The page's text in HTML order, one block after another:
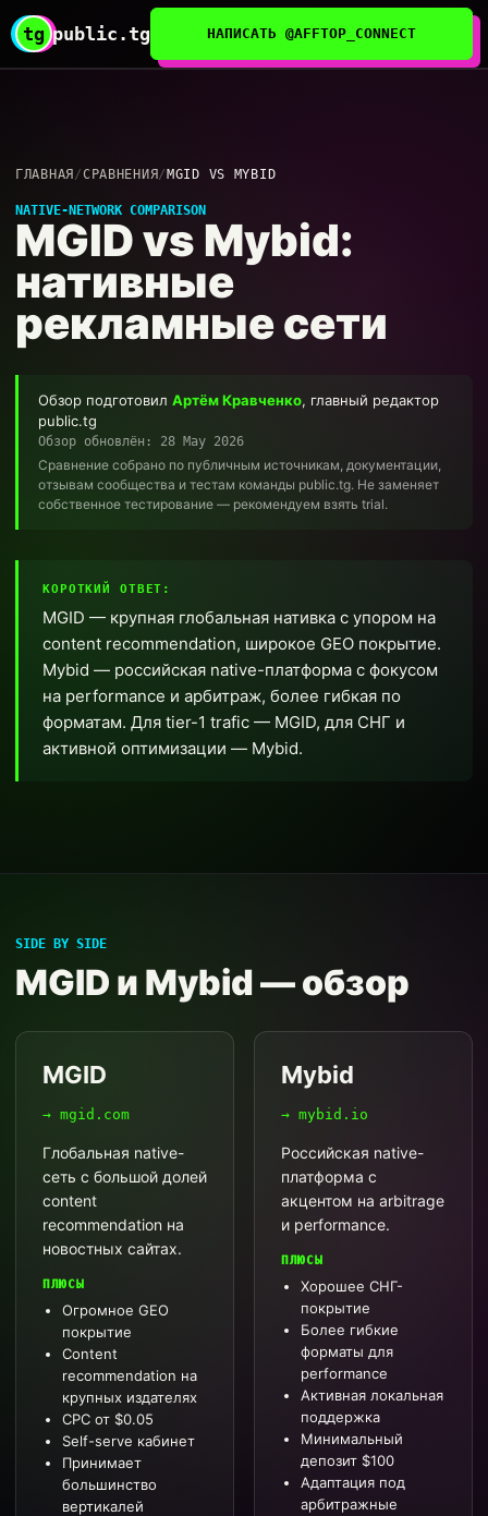
tg public.tg НАПИСАТЬ @AFFTOP_CONNECT
ГЛАВНАЯ /СРАВНЕНИЯ/ MGID VS MYBID
NATIVE-NETWORK COMPARISON
MGID vs Mybid:
нативные
рекламные сети
Обзор подготовил Артём Кравченко, главный редактор
public.tg
Обзор обновлён: 28 May 2026
Сравнение собрано по публичным источникам, документации,
отзывам сообщества и тестам команды public.tg. Не заменяет
собственное тестирование — рекомендуем взять trial.
КОРОТКИЙ ОТВЕТ:
MGID — крупная глобальная нативка с упором на
content recommendation, широкое GEO покрытие.
Mybid — российская native-платформа с фокусом
на performance и арбитраж, более гибкая по
форматам. Для tier-1 trafic — MGID, для СНГ и
активной оптимизации — Mybid.
SIDE BY SIDE
MGID и Mybid — обзор
MGID
→ mgid.com
Глобальная native-
сеть с большой долей
content
recommendation на
новостных сайтах.
ПЛЮСЫ
Огромное GEO
покрытие
Content
recommendation на
крупных издателях
CPC от $0.05
Self-serve кабинет
Принимает
большинство
вертикалей
Mybid
→ mybid.io
Российская native-
платформа с
акцентом на arbitrage
и performance.
ПЛЮСЫ
Хорошее СНГ-
покрытие
Более гибкие
форматы для
performance
Активная локальная
поддержка
Минимальный
депозит $100
Адаптация под
арбитражные